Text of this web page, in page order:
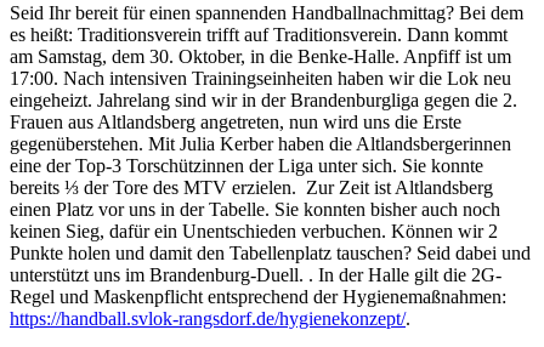
Seid Ihr bereit für einen spannenden Handballnachmittag? Bei dem
es heißt: Traditionsverein trifft auf Traditionsverein. Dann kommt
am Samstag, dem 30. Oktober, in die Benke-Halle. Anpfiff ist um
17:00. Nach intensiven Trainingseinheiten haben wir die Lok neu
eingeheizt. Jahrelang sind wir in der Brandenburgliga gegen die 2.
Frauen aus Altlandsberg angetreten, nun wird uns die Erste
gegenüberstehen. Mit Julia Kerber haben die Altlandsbergerinnen
eine der Top-3 Torschützinnen der Liga unter sich. Sie konnte
bereits ⅓ der Tore des MTV erzielen. Zur Zeit ist Altlandsberg
einen Platz vor uns in der Tabelle. Sie konnten bisher auch noch
keinen Sieg, dafür ein Unentschieden verbuchen. Können wir 2
Punkte holen und damit den Tabellenplatz tauschen? Seid dabei und
unterstützt uns im Brandenburg-Duell. . In der Halle gilt die 2G-
Regel und Maskenpflicht entsprechend der Hygienemaßnahmen:
https://handball.svlok-rangsdorf.de/hygienekonzept/.